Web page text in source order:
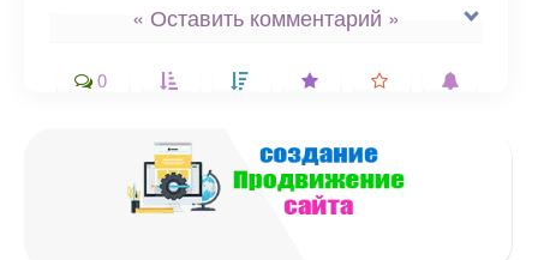
« Оставить комментарий »
Ваш адрес email не будет
опубликован.
Обязательные поля
0